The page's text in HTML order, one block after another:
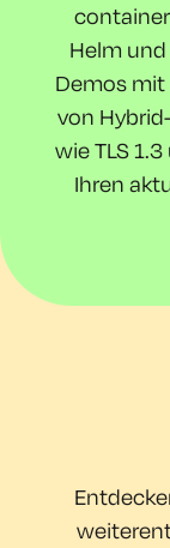
Helm und
Demos mit
von
wie TLS
Ihren